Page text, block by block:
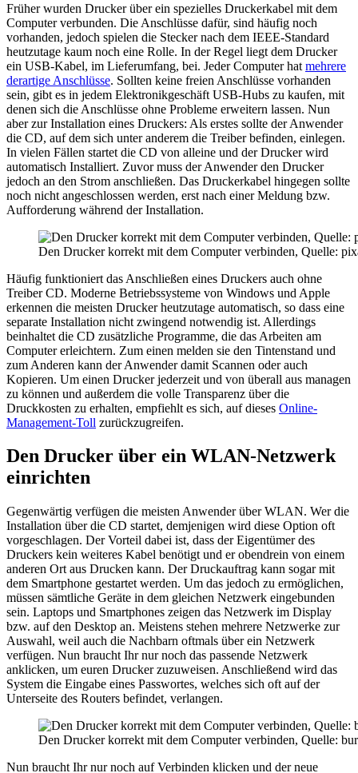
Früher wurden Drucker über ein spezielles Druckerkabel mit dem
Computer verbunden. Die Anschlüsse dafür, sind häufig noch
vorhanden, jedoch spielen die Stecker nach dem IEEE-Standard
heutzutage kaum noch eine Rolle. In der Regel liegt dem Drucker
ein USB-Kabel, im Lieferumfang, bei. Jeder Computer hat mehrere
derartige Anschlüsse. Sollten keine freien Anschlüsse vorhanden
sein, gibt es in jedem Elektronikgeschäft USB-Hubs zu kaufen, mit
denen sich die Anschlüsse ohne Probleme erweitern lassen. Nun
aber zur Installation eines Druckers: Als erstes sollte der Anwender
die CD, auf dem sich unter anderem die Treiber befinden, einlegen.
In vielen Fällen startet die CD von alleine und der Drucker wird
automatisch Installiert. Zuvor muss der Anwender den Drucker
jedoch an den Strom anschließen. Das Druckerkabel hingegen sollte
noch nicht angeschlossen werden, erst nach einer Meldung bzw.
Aufforderung während der Installation.
Den Drucker korrekt mit dem Computer verbinden, Quelle:
Häufig funktioniert das Anschließen eines Druckers auch ohne
Treiber CD. Moderne Betriebssysteme von Windows und Apple
erkennen die meisten Drucker heutzutage automatisch, so dass eine
separate Installation nicht zwingend notwendig ist. Allerdings
beinhaltet die CD zusätzliche Programme, die das Arbeiten am
Computer erleichtern. Zum einen melden sie den Tintenstand und
zum Anderen kann der Anwender damit Scannen oder auch
Kopieren. Um einen Drucker jederzeit und von überall aus managen
zu können und außerdem die volle Transparenz über die
Druckkosten zu erhalten, empfiehlt es sich, auf dieses Online-
Management-Toll zurückzugreifen.
Den Drucker über ein WLAN-Netzwerk
einrichten
Gegenwärtig verfügen die meisten Anwender über WLAN. Wer die
Installation über die CD startet, demjenigen wird diese Option oft
vorgeschlagen. Der Vorteil dabei ist, dass der Eigentümer des
Druckers kein weiteres Kabel benötigt und er obendrein von einem
anderen Ort aus Drucken kann. Der Druckauftrag kann sogar mit
dem Smartphone gestartet werden. Um das jedoch zu ermöglichen,
müssen sämtliche Geräte in dem gleichen Netzwerk eingebunden
sein. Laptops und Smartphones zeigen das Netzwerk im Display
bzw. auf den Desktop an. Meistens stehen mehrere Netzwerke zur
Auswahl, weil auch die Nachbarn oftmals über ein Netzwerk
verfügen. Nun braucht Ihr nur noch das passende Netzwerk
anklicken, um euren Drucker zuzuweisen. Anschließend wird das
System die Eingabe eines Passwortes, welches sich oft auf der
Unterseite des Routers befindet, verlangen.
Den Drucker korrekt mit dem Computer verbinden, Quelle:
Nun braucht Ihr nur noch auf Verbinden klicken und der neue